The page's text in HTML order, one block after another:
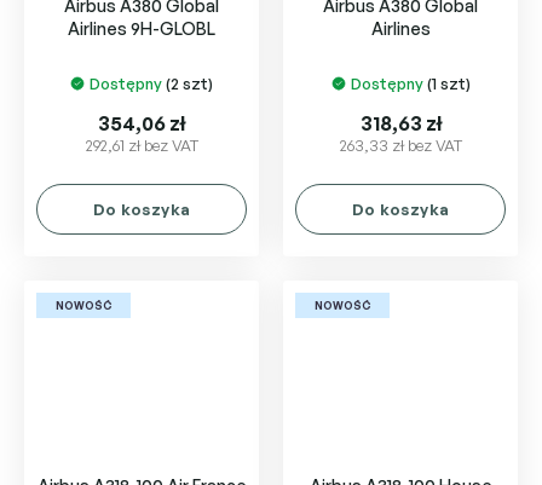
Airbus A380 Global
Airlines 9H-GLOBL
Dostępny(2 szt)
292,61 zł bez VAT
354,06 zł
Do koszyka
Airbus A380 Global
Airlines
Dostępny(1 szt)
263,33 zł bez VAT
318,63 zł
Do koszyka
NOWOŚĆ NOWOŚĆ